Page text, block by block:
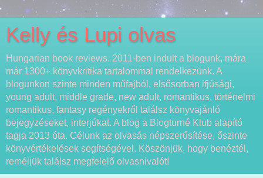
Kelly és Lupi olvas
Hungarian book reviews. 2011-ben indult a blogunk, mára
már 1300+ könyvkritika tartalommal rendelkezünk. A
blogunkon szinte minden műfajból, elsősorban ifjúsági,
young adult, middle grade, new adult, romantikus, történelmi
romantikus, fantasy regényekről találsz könyvajánló
bejegyzéseket, interjúkat. A blog a Blogturné Klub alapító
tagja 2013 óta. Célunk az olvasás népszerűsítése, őszinte
könyvértékelések segítségével. Köszönjük, hogy benéztél,
reméljük találsz megfelelő olvasnivalót!